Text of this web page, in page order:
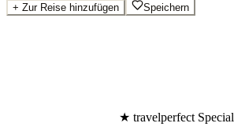
+ Zur Reise hinzufügen Speichern
★ travelperfect Special